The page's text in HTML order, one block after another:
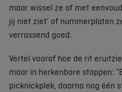
maar wissel ze af met
jij niet ziet’ of nummerplaten
verrassend goed.
Vertel vooraf hoe de rit
maar in herkenbare stappen:
picknickplek, daarna nog één